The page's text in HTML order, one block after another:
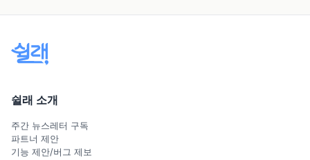
쉴래 소개
주간 뉴스레터 구독
파트너 제안
기능 제안/버그 제보